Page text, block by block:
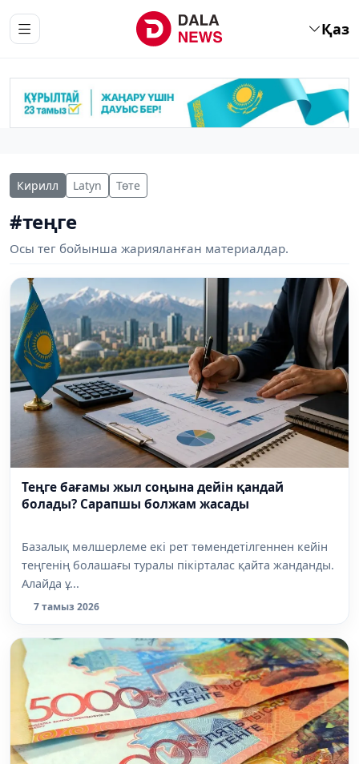
Қаз
Кирилл Latyn Төте
#теңге
Осы тег бойынша жарияланған материалдар.
Теңге бағамы жыл соңына дейін қандай
болады? Сарапшы болжам жасады
Базалық мөлшерлеме екі рет төмендетілгеннен кейін
теңгенің болашағы туралы пікірталас қайта жанданды.
Алайда ұ...
7 тамыз 2026